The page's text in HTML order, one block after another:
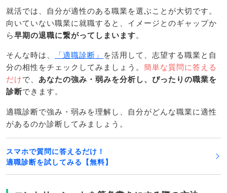
就活では、自分が適性のある職業を選ぶことが大切です。
向いていない職業に就職すると、イメージとのギャップか
ら早期の退職に繋がってしまいます。
そんな時は、 「適職診断」
を活用して、志望する職業と自
分の相性をチェックしてみましょう。 簡単な質問に答える
だけで、 あなたの強み・弱みを分析し、ぴったりの職業を
診断できます。
適職診断で強み・弱みを理解し、自分がどんな職業に適性
があるのか診断してみましょう。
スマホで質問に答えるだけ！
適職診断を試してみる【無料】